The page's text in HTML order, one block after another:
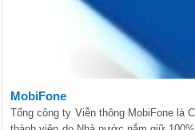
MobiFone
Tổng công ty Viễn thông MobiFone là